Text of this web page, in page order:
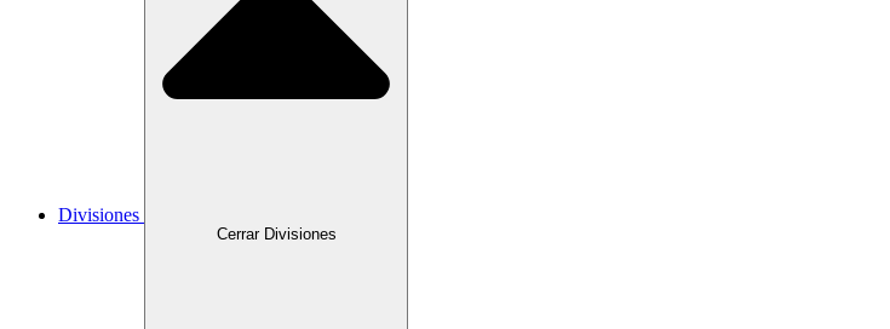
Divisiones
Cerrar Divisiones